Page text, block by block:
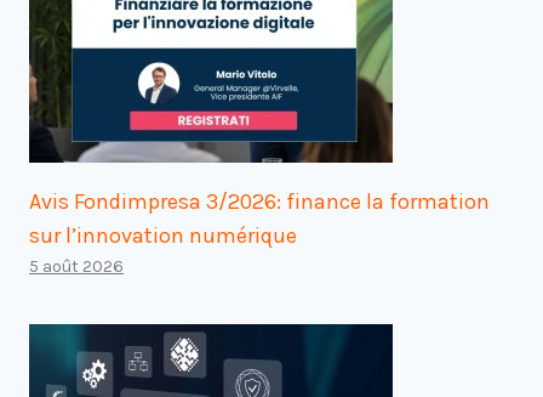
Avis Fondimpresa 3/2026: finance la formation
sur l’innovation numérique
5 août 2026